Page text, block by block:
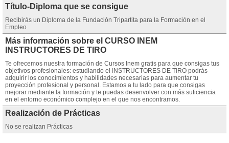
Título-Diploma que se consigue
Recibirás un Diploma de la Fundación Tripartita para la Formación en el
Empleo
Más información sobre el CURSO INEM
INSTRUCTORES DE TIRO
Te ofrecemos nuestra formación de Cursos Inem gratis para que consigas tus
objetivos profesionales: estudiando el INSTRUCTORES DE TIRO podrás
adquirir los conocimientos y habilidades necesarias para aumentar tu
proyección profesional y personal. Estamos a tu lado para que consigas
mejorar mediante la formación y te puedas desenvolver con más suficiencia
en el entorno económico complejo en el que nos encontramos.
Realización de Prácticas
No se realizan Prácticas